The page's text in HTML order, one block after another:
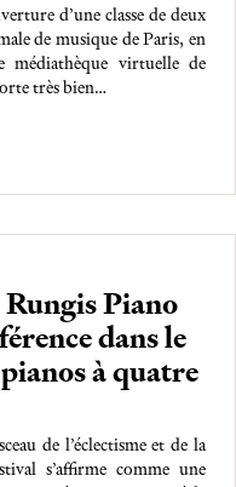
d’une classe de deux
de musique de Paris, en
médiathèque virtuelle de
très bien…
Piano
dans le
à quatre
de l’éclectisme et de la
s’affirme comme une